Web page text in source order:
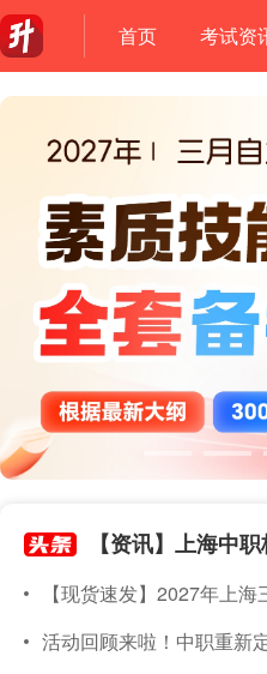
首页 考试资
【现货速发】2027年上海三月自主招生考试素
活动回顾来啦！中职重新定义，携手直达本科｜2026年度针